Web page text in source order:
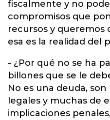
fiscalmente y no
compromisos que
recursos y queremos
esa es la realidad del
- ¿Por qué no se ha
billones que se le
No es una deuda,
legales y muchas de
implicaciones